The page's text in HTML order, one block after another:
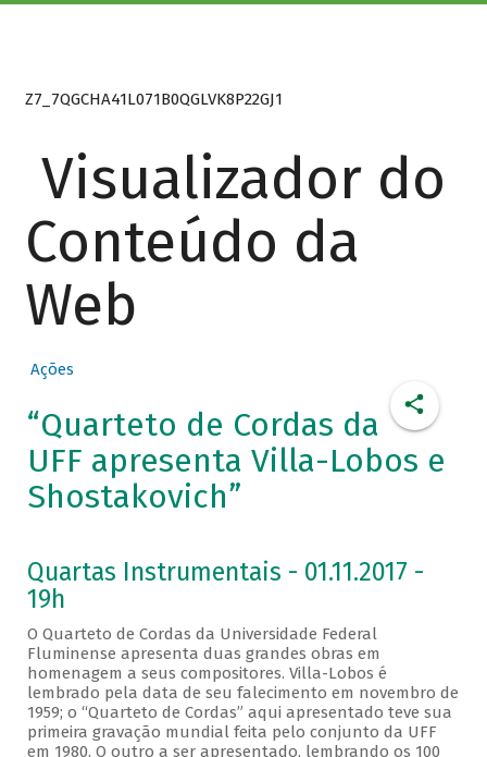
Z7_7QGCHA41L071B0QGLVK8P22GJ1
Visualizador do
Conteúdo da
Web
Ações
“Quarteto de Cordas da
UFF apresenta Villa-Lobos e
Shostakovich”
Quartas Instrumentais - 01.11.2017 -
19h
O Quarteto de Cordas da Universidade Federal
Fluminense apresenta duas grandes obras em
homenagem a seus compositores. Villa-Lobos é
lembrado pela data de seu falecimento em novembro de
1959; o “Quarteto de Cordas” aqui apresentado teve sua
primeira gravação mundial feita pelo conjunto da UFF
em 1980. O outro a ser apresentado, lembrando os 100